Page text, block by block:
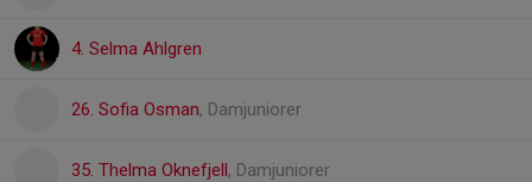
4. Selma Ahlgren
26. Sofia Osman, Damjuniorer
35. Thelma Oknefjell, Damjuniorer